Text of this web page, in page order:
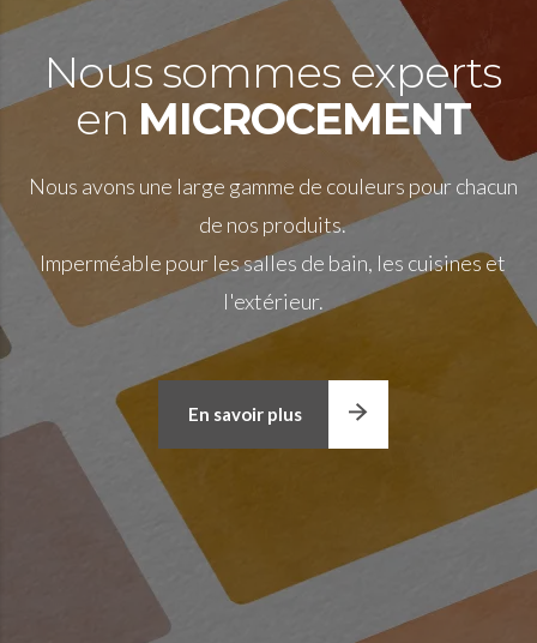
Nous sommes experts
en MICROCEMENT
Nous avons une large gamme de couleurs pour chacun
de nos produits.
Imperméable pour les salles de bain, les cuisines et
l'extérieur.
En savoir plus